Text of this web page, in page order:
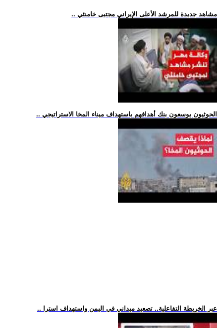
.. مشاهد جديدة للمرشد الأعلى الإيراني مجتبى خامنئي
.. الحوثيون يوسعون بنك أهدافهم باستهداف ميناء المخا الاستراتيجي
.. عبر الخريطة التفاعلية.. تصعيد ميداني في اليمن واستهداف استرا